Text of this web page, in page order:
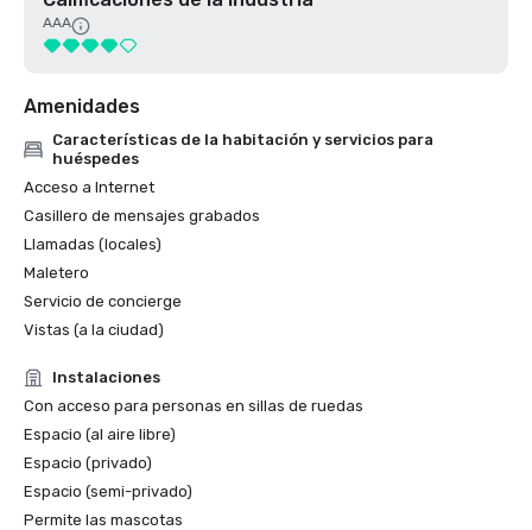
AAA
Amenidades
Características de la habitación y servicios para
huéspedes
Acceso a Internet
Casillero de mensajes grabados
Llamadas (locales)
Maletero
Servicio de concierge
Vistas (a la ciudad)
Instalaciones
Con acceso para personas en sillas de ruedas
Espacio (al aire libre)
Espacio (privado)
Espacio (semi-privado)
Permite las mascotas